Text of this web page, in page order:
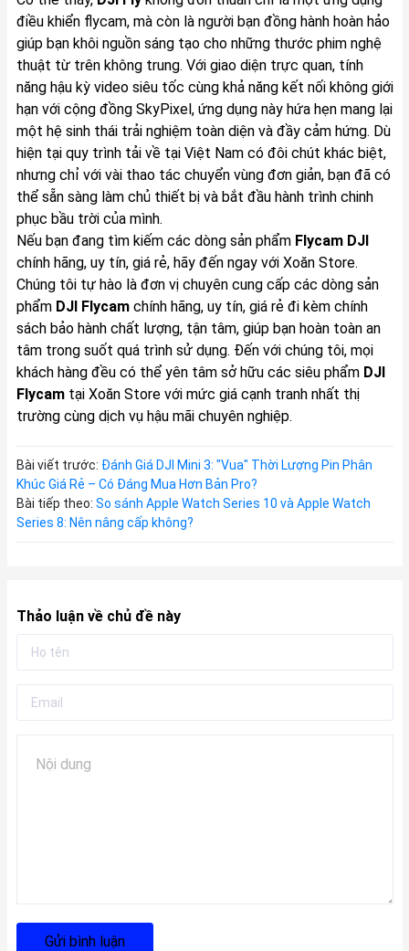
điều khiển flycam, mà còn là người bạn đồng hành hoàn hảo
giúp bạn khôi nguồn sáng tạo cho những thước phim nghệ
thuật từ trên không trung. Với giao diện trực quan, tính
năng hậu kỳ video siêu tốc cùng khả năng kết nối không giới
hạn với cộng đồng SkyPixel, ứng dụng này hứa hẹn mang lại
một hệ sinh thái trải nghiệm toàn diện và đầy cảm hứng. Dù
hiện tại quy trình tải về tại Việt Nam có đôi chút khác biệt,
nhưng chỉ với vài thao tác chuyển vùng đơn giản, bạn đã có
thể sẵn sàng làm chủ thiết bị và bắt đầu hành trình chinh
phục bầu trời của mình.
Nếu bạn đang tìm kiếm các dòng sản phẩm Flycam DJI
chính hãng, uy tín, giá rẻ, hãy đến ngay với Xoăn Store.
Chúng tôi tự hào là đơn vị chuyên cung cấp các dòng sản
phẩm DJI Flycamchính hãng, uy tín, giá rẻ đi kèm chính
sách bảo hành chất lượng, tận tâm, giúp bạn hoàn toàn an
tâm trong suốt quá trình sử dụng. Đến với chúng tôi, mọi
khách hàng đều có thể yên tâm sở hữu các siêu phẩm DJI
Flycamtại Xoăn Store với mức giá cạnh tranh nhất thị
trường cùng dịch vụ hậu mãi chuyên nghiệp.
Bài viết trước: Đánh Giá DJI Mini 3: "Vua" Thời Lượng Pin Phân
Khúc Giá Rẻ – Có Đáng Mua Hơn Bản Pro?
Bài tiếp theo: So sánh Apple Watch Series 10 và Apple Watch
Series 8: Nên nâng cấp không?
Thảo luận về chủ đề này
Gửi bình luận